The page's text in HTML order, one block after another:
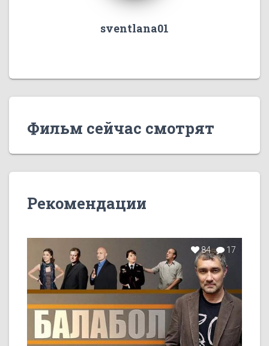
sventlana01
Фильм сейчас смотрят
Рекомендации
84 17